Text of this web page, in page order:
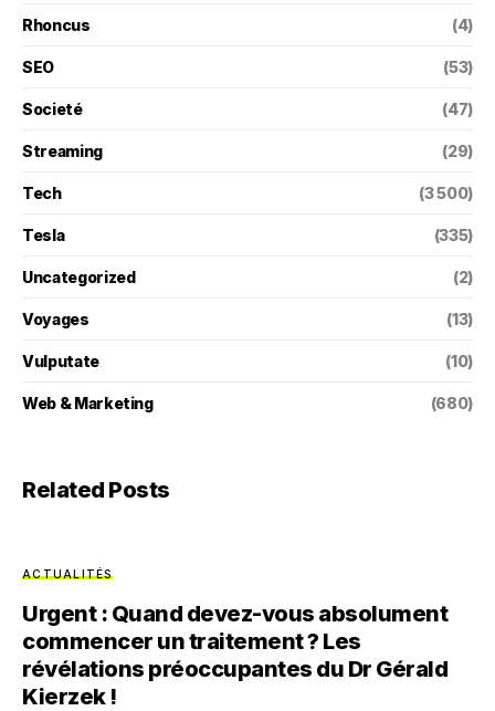
Rhoncus (4)
SEO (53)
Societé (47)
Streaming (29)
Tech (3 500)
Tesla (335)
Uncategorized (2)
Voyages (13)
Vulputate (10)
Web & Marketing (680)
Related Posts
ACTUALITÉS
Urgent : Quand devez-vous absolument
commencer un traitement ? Les
révélations préoccupantes du Dr Gérald
Kierzek !